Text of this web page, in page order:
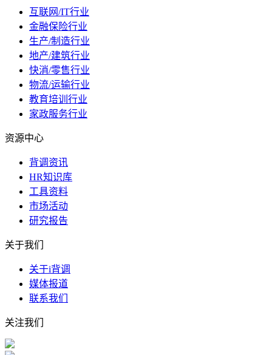
互联网/IT行业
金融保险行业
生产/制造行业
地产/建筑行业
快消/零售行业
物流/运输行业
教育培训行业
家政服务行业
资源中心
背调资讯
HR知识库
工具资料
市场活动
研究报告
关于我们
关于i背调
媒体报道
联系我们
关注我们